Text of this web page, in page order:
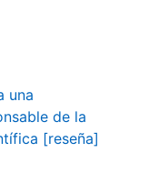
una
de la
[reseña]